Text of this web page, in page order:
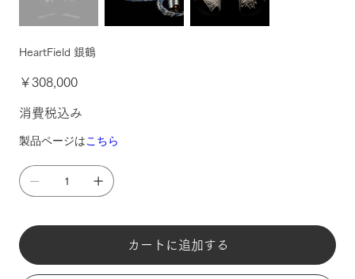
HeartField 銀鶴
格
￥308,000
消費税込み
製品ページはこちら
カートに追加する